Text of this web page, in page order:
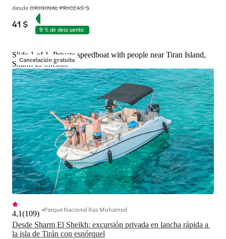
desdeORIGINAL PRICE45 $
41 $ 9 % de descuento
Cancelación gratuita
Slide 1 of 1, Private speedboat with people near Tiran Island,
Sharm El Sheikh.
Desde Sharm El Sheikh: excursión privada en lancha rápida a
la isla de Tirán con esnórquel
4,1(109) Parque Nacional Ras Mohamed